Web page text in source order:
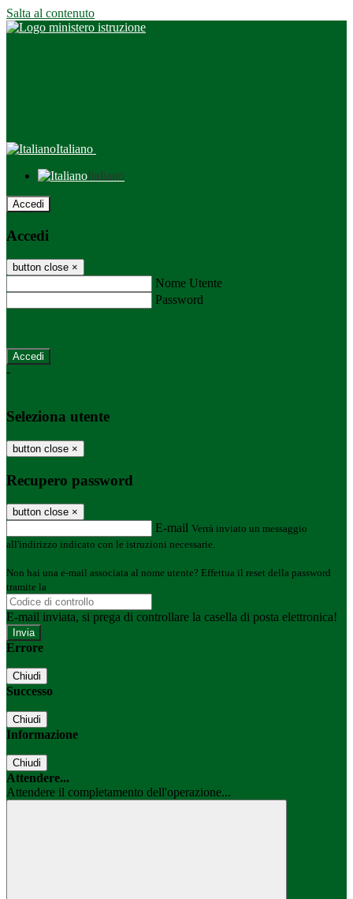
Salta al contenuto
Italiano
Italiano
Accedi
Accedi
button close ×
Nome Utente
Password
-
Seleziona utente
button close ×
Recupero password
button close ×
E-mail Verrà inviato un messaggio
all'indirizzo indicato con le istruzioni necessarie.
Non hai una e-mail associata al nome utente? Effettua il reset della password
tramite la
E-mail inviata, si prega di controllare la casella di posta elettronica!
Errore
Chiudi
Successo
Chiudi
Informazione
Chiudi
Attendere...
Attendere il completamento dell'operazione...